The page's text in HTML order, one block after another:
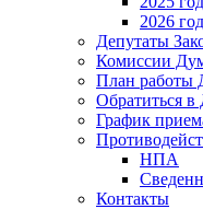
2026 год
Депутаты
Комиссии
План работы
Обратиться
График
НПА
Контакты